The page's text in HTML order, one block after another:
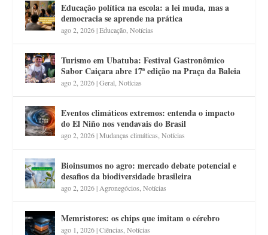
Educação política na escola: a lei muda, mas a
democracia se aprende na prática
ago 2, 2026|Educação ,Notícias
Turismo em Ubatuba: Festival Gastronômico
Sabor Caiçara abre 17ª edição na Praça da Baleia
ago 2, 2026|Geral ,Notícias
Eventos climáticos extremos: entenda o impacto
do El Niño nos vendavais do Brasil
ago 2, 2026|Mudanças climáticas ,Notícias
Bioinsumos no agro: mercado debate potencial e
desafios da biodiversidade brasileira
ago 2, 2026| Agronegócios ,Notícias
Memristores: os chips que imitam o cérebro
ago 1, 2026|Ciências ,Notícias